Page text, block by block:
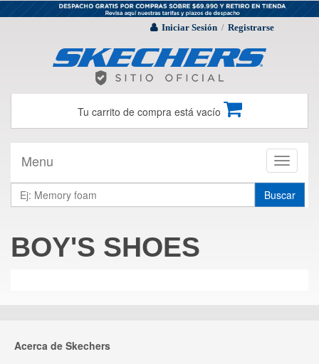
Iniciar Sesión / Registrarse
Tu carrito de compra está vacío
Toggle
Menu
Buscar
BOY'S SHOES
Acerca de Skechers